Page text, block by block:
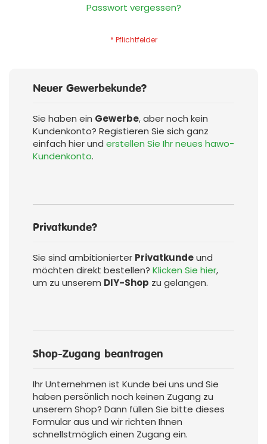
Passwort vergessen?
Neuer Gewerbekunde?
Sie haben ein Gewerbe, aber noch kein
Kundenkonto? Registieren Sie sich ganz
einfach hier und erstellen Sie Ihr neues hawo-
Kundenkonto.
Privatkunde?
Sie sind ambitionierter Privatkundeund
möchten direkt bestellen? Klicken Sie hier,
um zu unserem DIY-Shop zu gelangen.
Shop-Zugang beantragen
Ihr Unternehmen ist Kunde bei uns und Sie
haben persönlich noch keinen Zugang zu
unserem Shop? Dann füllen Sie bitte dieses
Formular aus und wir richten Ihnen
schnellstmöglich einen Zugang ein.